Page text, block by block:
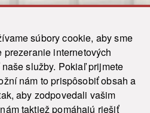
súbory cookie, aby sme
internetových
služby. Pokiaľ prijmete
nám to prispôsobiť obsah a
aby zodpovedali vašim
taktiež pomáhajú riešiť